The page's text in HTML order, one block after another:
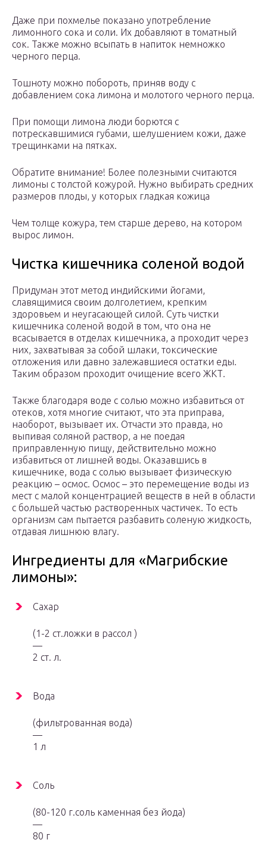
Даже при похмелье показано употребление
лимонного сока и соли. Их добавляют в томатный
сок. Также можно всыпать в напиток немножко
черного перца.
Тошноту можно побороть, приняв воду с
добавлением сока лимона и молотого черного перца.
При помощи лимона люди борются с
потрескавшимися губами, шелушением кожи, даже
трещинками на пятках.
Обратите внимание! Более полезными считаются
лимоны с толстой кожурой. Нужно выбирать средних
размеров плоды, у которых гладкая кожица
Чем толще кожура, тем старше дерево, на котором
вырос лимон.
Чистка кишечника соленой водой
Придуман этот метод индийскими йогами,
славящимися своим долголетием, крепким
здоровьем и неугасающей силой. Суть чистки
кишечника соленой водой в том, что она не
всасывается в отделах кишечника, а проходит через
них, захватывая за собой шлаки, токсические
отложения или давно залежавшиеся остатки еды.
Таким образом проходит очищение всего ЖКТ.
Также благодаря воде с солью можно избавиться от
отеков, хотя многие считают, что эта приправа,
наоборот, вызывает их. Отчасти это правда, но
выпивая соляной раствор, а не поедая
приправленную пищу, действительно можно
избавиться от лишней воды. Оказавшись в
кишечнике, вода с солью вызывает физическую
реакцию – осмос. Осмос – это перемещение воды из
мест с малой концентрацией веществ в ней в области
с большей частью растворенных частичек. То есть
организм сам пытается разбавить соленую жидкость,
отдавая лишнюю влагу.
Ингредиенты для «Магрибские
лимоны»:
Сахар
(1-2 ст.ложки в рассол )
—
2 ст. л.
Вода
(фильтрованная вода)
—
1 л
Соль
(80-120 г.соль каменная без йода)
—
80 г